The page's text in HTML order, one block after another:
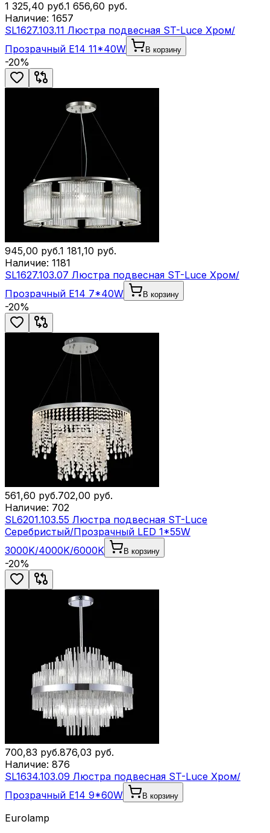
1 325,40 руб.1 656,60 руб.
Наличие: 1657
SL1627.103.11 Люстра подвесная ST-Luce Хром/
Прозрачный E14 11*40W
В корзину
-20%
945,00 руб.1 181,10 руб.
Наличие: 1181
SL1627.103.07 Люстра подвесная ST-Luce Хром/
Прозрачный E14 7*40W
В корзину
-20%
561,60 руб.702,00 руб.
Наличие: 702
SL6201.103.55 Люстра подвесная ST-Luce
Серебристый/Прозрачный LED 1*55W
3000K/4000K/6000K
В корзину
-20%
700,83 руб.876,03 руб.
Наличие: 876
SL1634.103.09 Люстра подвесная ST-Luce Хром/
Прозрачный E14 9*60W
В корзину
Eurolamp